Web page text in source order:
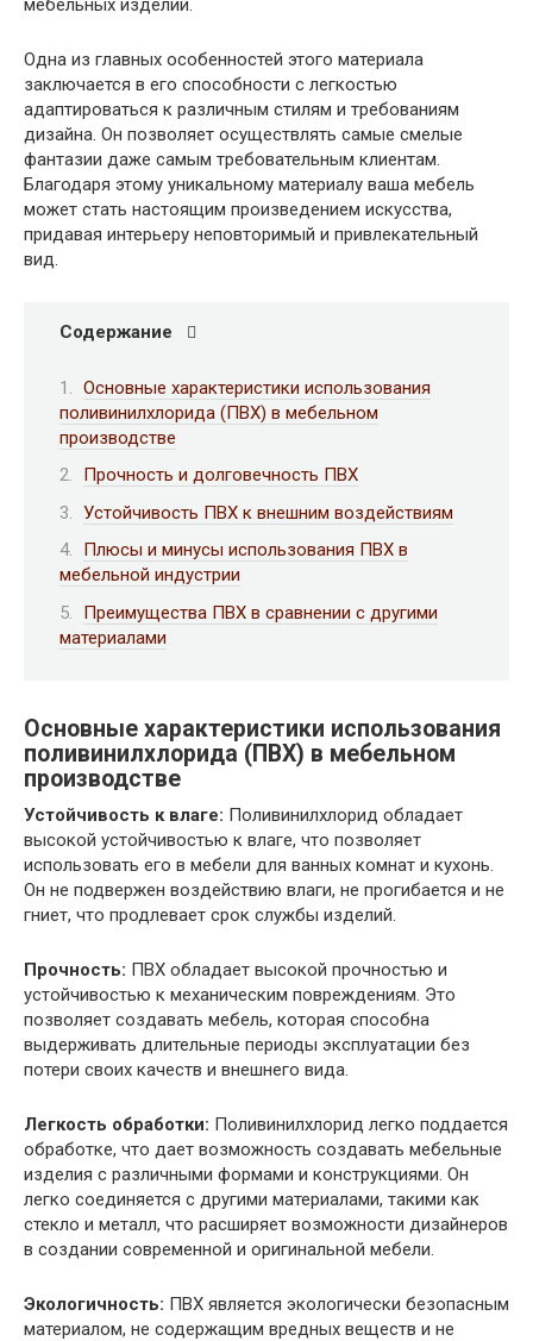
мебельных изделий.
Одна из главных особенностей этого материала
заключается в его способности с легкостью
адаптироваться к различным стилям и требованиям
дизайна. Он позволяет осуществлять самые смелые
фантазии даже самым требовательным клиентам.
Благодаря этому уникальному материалу ваша мебель
может стать настоящим произведением искусства,
придавая интерьеру неповторимый и привлекательный
вид.
Содержание
Основные характеристики использования
поливинилхлорида (ПВХ) в мебельном
производстве
Прочность и долговечность ПВХ
Устойчивость ПВХ к внешним воздействиям
Плюсы и минусы использования ПВХ в
мебельной индустрии
Преимущества ПВХ в сравнении с другими
материалами
Основные характеристики использования
поливинилхлорида (ПВХ) в мебельном
производстве
Устойчивость к влаге: Поливинилхлорид обладает
высокой устойчивостью к влаге, что позволяет
использовать его в мебели для ванных комнат и кухонь.
Он не подвержен воздействию влаги, не прогибается и не
гниет, что продлевает срок службы изделий.
Прочность: ПВХ обладает высокой прочностью и
устойчивостью к механическим повреждениям. Это
позволяет создавать мебель, которая способна
выдерживать длительные периоды эксплуатации без
потери своих качеств и внешнего вида.
Легкость обработки: Поливинилхлорид легко поддается
обработке, что дает возможность создавать мебельные
изделия с различными формами и конструкциями. Он
легко соединяется с другими материалами, такими как
стекло и металл, что расширяет возможности дизайнеров
в создании современной и оригинальной мебели.
Экологичность: ПВХ является экологически безопасным
материалом, не содержащим вредных веществ и не